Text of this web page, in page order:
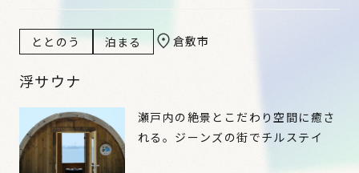
ととのう 泊まる 倉敷市
浮サウナ
瀬戸内の絶景とこだわり空間に癒さ
れる。ジーンズの街でチルステイ